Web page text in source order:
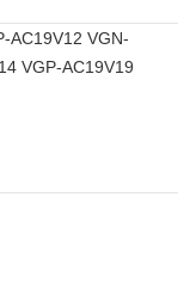
AC19V12 VGN-
VGP-AC19V19